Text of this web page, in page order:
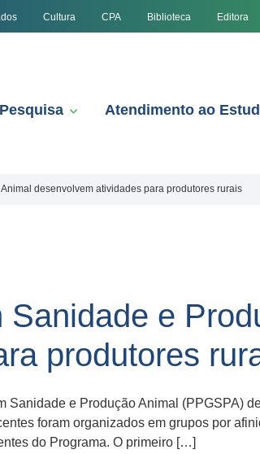
Cultura CPA Biblioteca Editora
Pesquisa Atendimento ao
desenvolvem atividades para produtores rurais
e
produtores
Sanidade e Produção Animal (PPGSPA)
foram organizados em grupos por
do Programa. O primeiro […]